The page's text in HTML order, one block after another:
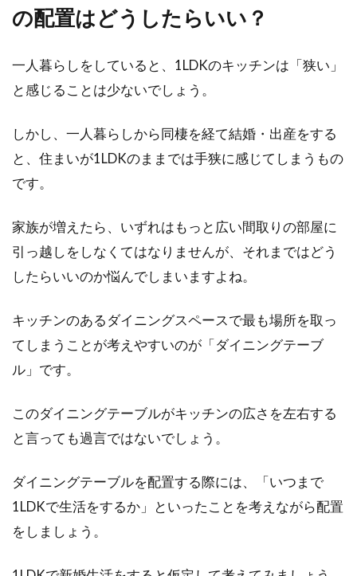
の配置はどうしたらいい？
一人暮らしをしていると、1LDKのキッチンは「狭い」
と感じることは少ないでしょう。
しかし、一人暮らしから同棲を経て結婚・出産をする
と、住まいが1LDKのままでは手狭に感じてしまうもの
です。
家族が増えたら、いずれはもっと広い間取りの部屋に
引っ越しをしなくてはなりませんが、それまではどう
したらいいのか悩んでしまいますよね。
キッチンのあるダイニングスペースで最も場所を取っ
てしまうことが考えやすいのが「ダイニングテーブ
ル」です。
このダイニングテーブルがキッチンの広さを左右する
と言っても過言ではないでしょう。
ダイニングテーブルを配置する際には、「いつまで
1LDKで生活をするか」といったことを考えながら配置
をしましょう。